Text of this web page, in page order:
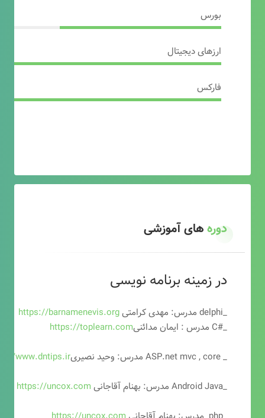
بورس
ارزهای دیجیتال
فارکس
دورههای آموزشی
در زمینه برنامه نویسی
_delphi مدرس: مهدی کرامتی
https://barnamenevis.org
_#C مدرس : ایمان مدائنی
https://toplearn.com
_ ASP.net mvc , core مدرس: وحید نصیری
www.dntips.ir
_Android Java مدرس: بهنام آقاجانی
https://uncox.com